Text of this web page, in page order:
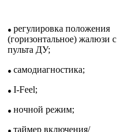
● регулировка положения
(горизонтальное) жалюзи с
пульта ДУ;
● самодиагностика;
● I-Feel;
● ночной режим;
● таймер включения/